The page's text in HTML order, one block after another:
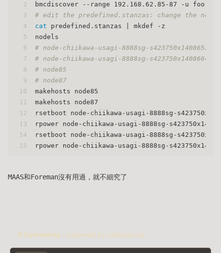
2
3
4
5
6
7
8
9
10
11
12
13
14
15
bmcdiscover --range 192.168.62.85-87 -u foo -
# edit the predefined.stanzas: change the node
cat predefined.stanzas | mkdef -z
nodels
# node-chiikawa-usagi-8888sg-s423750x1408652
# node-chiikawa-usagi-8888sg-s423750x1408664
# node85
# node87
makehosts node85
makehosts node87
rsetboot node-chiikawa-usagi-8888sg-
rpower node-chiikawa-usagi-8888sg-
rsetboot node-chiikawa-usagi-8888sg-
rpower node-chiikawa-usagi-8888sg-
MAAS和Foreman沒有用過，就不細究了